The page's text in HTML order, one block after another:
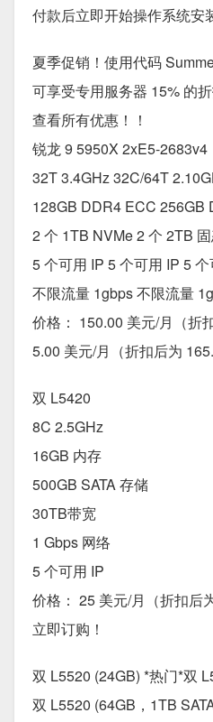
付款后立即开始操作系统安
夏季促销！使用代码
可享受专用服务器 15% 的
查看所有优惠！！
锐龙 9 5950X 2xE5-
32T 3.4GHz 32C/64T
128GB DDR4 ECC 256GB
2 个 1TB NVMe 2 个 2TB
5 个可用 IP 5 个可用 IP 5
不限流量 1gbps 不限流量
价格： 150.00 美元/月（折
5.00 美元/月（折扣后为
双 L5420
8C 2.5GHz
16GB 内存
500GB SATA 存储
30TB带宽
1 Gbps 网络
5 个可用 IP
价格： 25 美元/月（折扣后
立即订购！
双 L5520 (24GB) *热门*双
双 L5520 (64GB，1TB